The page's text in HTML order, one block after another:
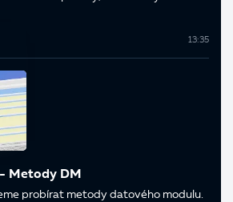
13:35
Metody DM
probírat metody datového modulu.